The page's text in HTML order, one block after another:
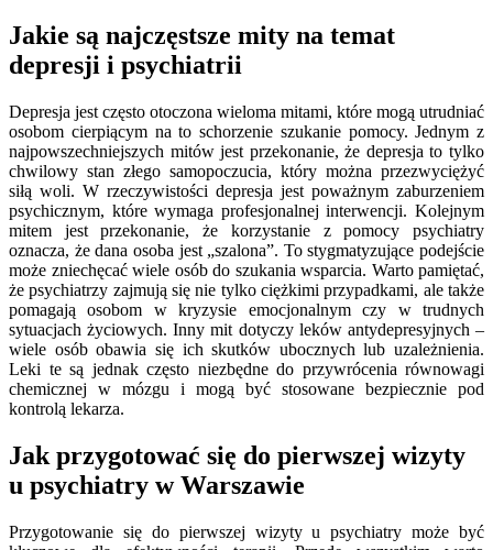
Jakie są najczęstsze mity na temat
depresji i psychiatrii
Depresja jest często otoczona wieloma mitami, które mogą utrudniać
osobom cierpiącym na to schorzenie szukanie pomocy. Jednym z
najpowszechniejszych mitów jest przekonanie, że depresja to tylko
chwilowy stan złego samopoczucia, który można przezwyciężyć
siłą woli. W rzeczywistości depresja jest poważnym zaburzeniem
psychicznym, które wymaga profesjonalnej interwencji. Kolejnym
mitem jest przekonanie, że korzystanie z pomocy psychiatry
oznacza, że dana osoba jest „szalona”. To stygmatyzujące podejście
może zniechęcać wiele osób do szukania wsparcia. Warto pamiętać,
że psychiatrzy zajmują się nie tylko ciężkimi przypadkami, ale także
pomagają osobom w kryzysie emocjonalnym czy w trudnych
sytuacjach życiowych. Inny mit dotyczy leków antydepresyjnych –
wiele osób obawia się ich skutków ubocznych lub uzależnienia.
Leki te są jednak często niezbędne do przywrócenia równowagi
chemicznej w mózgu i mogą być stosowane bezpiecznie pod
kontrolą lekarza.
Jak przygotować się do pierwszej wizyty
u psychiatry w Warszawie
Przygotowanie się do pierwszej wizyty u psychiatry może być